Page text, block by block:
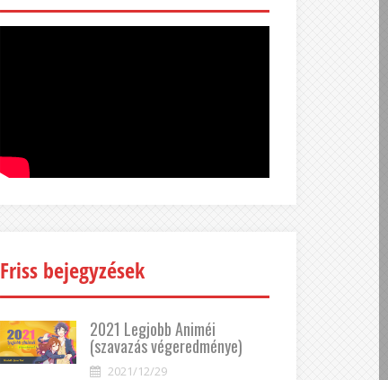
Friss bejegyzések
2021 Legjobb Animéi
(szavazás végeredménye)
2021/12/29